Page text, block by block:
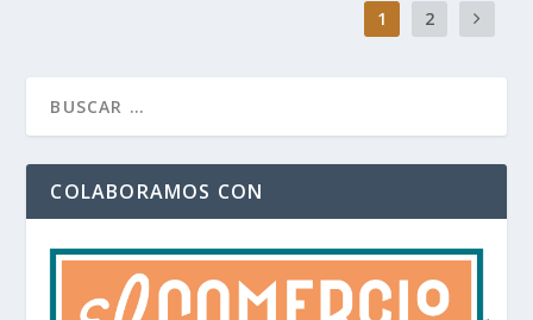
1 2
COLABORAMOS CON